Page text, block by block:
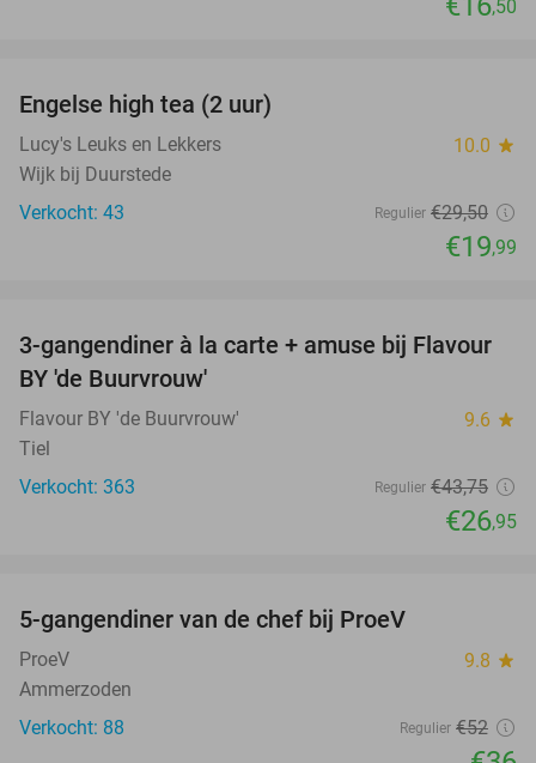
,50
Engelse high tea (2 uur)
Lucy's Leuks en Lekkers 10.0 star
Wijk bij Duurstede
Verkocht: 43
Regulier €29,50
€19,99
38%
3-gangendiner à la carte + amuse bij Flavour
BY 'de Buurvrouw'
Flavour BY 'de Buurvrouw' 9.6 star
Tiel
Verkocht: 363
Regulier €43,75
€26,95
5-gangendiner van de chef bij ProeV
ProeV 9.8 star
Ammerzoden
Verkocht: 88
Regulier €52